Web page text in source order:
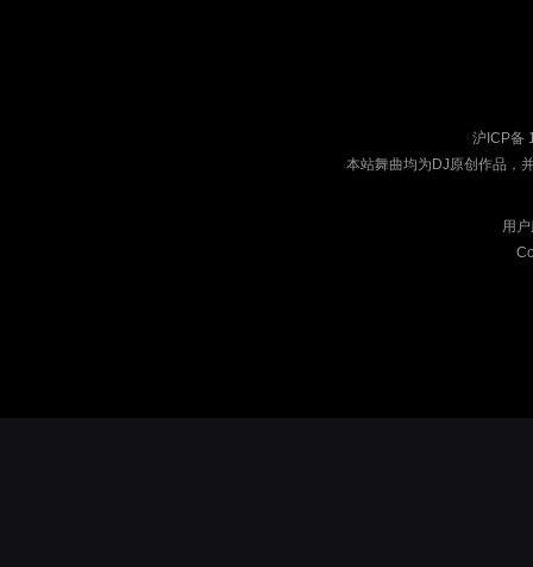
沪ICP备
本站舞曲均为DJ原创作品，
用